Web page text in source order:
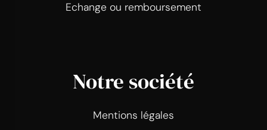
Echange ou remboursement
Notre société
Mentions légales